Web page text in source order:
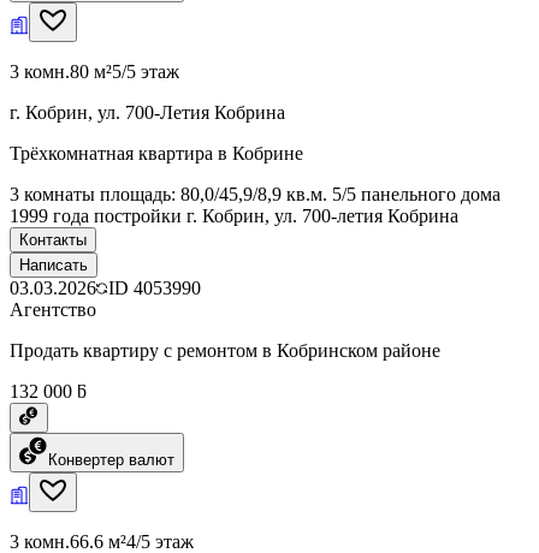
3 комн.80 м²5/5 этаж
г. Кобрин, ул. 700-Летия Кобрина
Трёхкомнатная квартира в Кобрине
3 комнаты площадь: 80,0/45,9/8,9 кв.м. 5/5 панельного дома
1999 года постройки г. Кобрин, ул. 700-летия Кобрина
Контакты
Написать
03.03.2026 ID 4053990
Агентство
Продать квартиру с ремонтом в Кобринском районе
132 000 ƃ
Конвертер валют
3 комн.66.6 м²4/5 этаж